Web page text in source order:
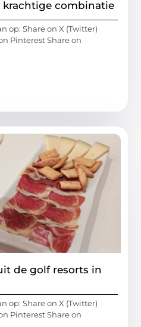
krachtige combinatie
op: Share on X (Twitter)
Pinterest Share on
de golf resorts in
op: Share on X (Twitter)
Pinterest Share on